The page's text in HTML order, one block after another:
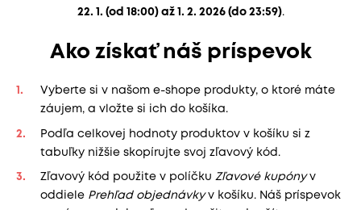
22. 1. (od 18:00) až 1. 2. 2026 (do 23:59).
Ako získať náš príspevok
Vyberte si v našom e-shope produkty, o ktoré máte
záujem, a vložte si ich do košíka.
Podľa celkovej hodnoty produktov v košíku si z
tabuľky nižšie skopírujte svoj zľavový kód.
Zľavový kód použite v políčku Zľavové kupónyv
oddiele Prehľad objednávkyv košíku. Náš príspevok